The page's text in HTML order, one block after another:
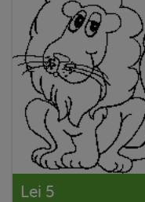
Lei 5